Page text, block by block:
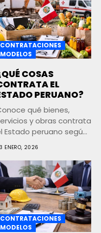
CONTRATACIONES
MODELOS
COSAS
EL
PERUANO?
qué bienes,
y obras contrata
Estado peruano según
ENERO, 2026
CONTRATACIONES
MODELOS